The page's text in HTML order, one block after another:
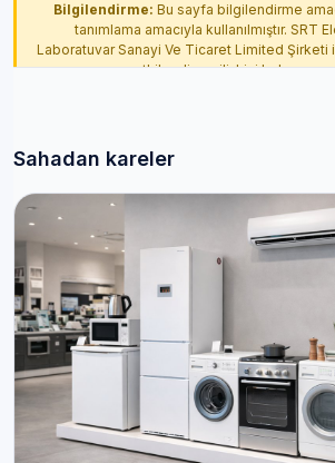
Bilgilendirme: Bu sayfa bilgilendirme
tanımlama amacıyla kullanılmıştır. SRT
Laboratuvar Sanayi Ve Ticaret Limited Şirketi
yetkilendirme ilişkisi
Sahadan kareler